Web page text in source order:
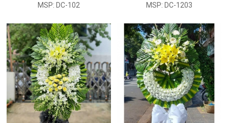
MSP: DC-102
MSP: DC-1203